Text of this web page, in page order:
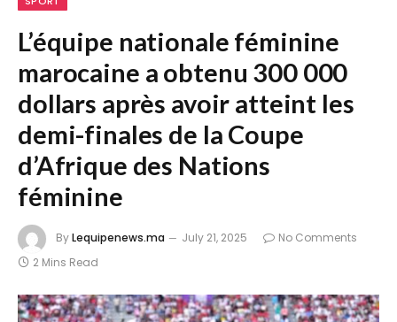
L’équipe nationale féminine
marocaine a obtenu 300 000
dollars après avoir atteint les
demi-finales de la Coupe
d’Afrique des Nations
féminine
ByLequipenews.ma July 21, 2025
No Comments
2 Mins Read